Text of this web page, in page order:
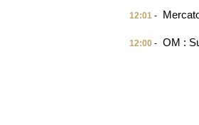
12:01 -
12:00 - OM :